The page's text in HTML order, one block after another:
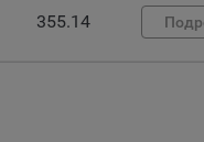
информацию о
для того, чтобы
Google
как пользователь
355.14